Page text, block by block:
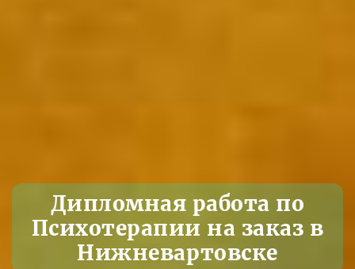
Дипломная работа по
Психотерапии на заказ в
Нижневартовске